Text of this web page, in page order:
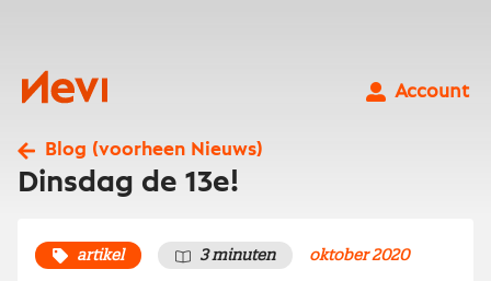
Nevi
Account
Blog (voorheen Nieuws)
Dinsdag de 13e!
artikel 3 minuten oktober 2020